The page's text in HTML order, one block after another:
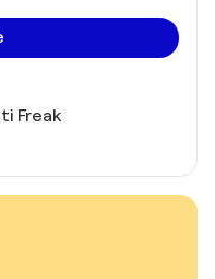
Freak